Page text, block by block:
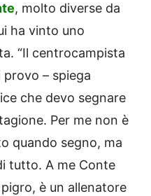
, molto diverse da
ha vinto uno
“Il centrocampista
– spiega
che devo segnare
Per me non è
quando segno, ma
tutto. A me Conte
è un allenatore